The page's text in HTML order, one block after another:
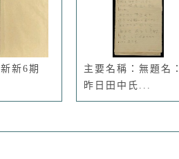
新6期
主要名稱：無題名：
昨日田中氏...